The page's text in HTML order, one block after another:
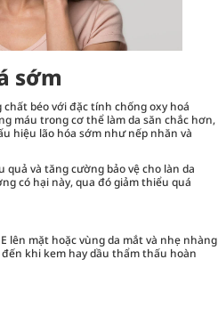
sớm
béo với đặc tính chống oxy hoá
máu trong cơ thể làm da săn chắc hơn,
hiệu lão hóa sớm như nếp nhăn và
và tăng cường bảo vệ cho làn da
có hại này, qua đó giảm thiểu quá
lên mặt hoặc vùng da mắt và nhẹ nhàng
khi kem hay dầu thẩm thấu hoàn